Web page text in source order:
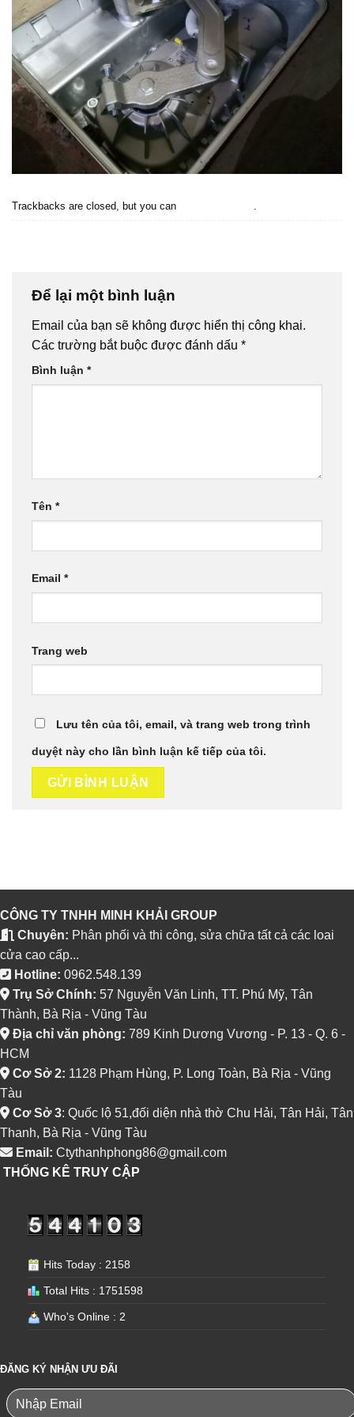
Trackbacks are closed, but you can
Để lại một bình luận
Email của bạn sẽ không được hiển thị công khai.
Các trường bắt buộc được đánh dấu *
Bình luận *
Tên *
Email *
Trang web
Lưu tên của tôi, email, và trang web trong trình
duyệt này cho lần bình luận kế tiếp của tôi.
CÔNG TY TNHH MINH KHẢI GROUP
Chuyên: Phân phối và thi công, sửa chữa tất cả các loai
cửa cao cấp...
Hotline: 0962.548.139
Trụ Sở Chính: 57 Nguyễn Văn Linh, TT. Phú Mỹ, Tân
Thành, Bà Rịa - Vũng Tàu
Địa chỉ văn phòng: 789 Kinh Dương Vương - P. 13 - Q. 6 -
HCM
Cơ Sở 2: 1128 Phạm Hùng, P. Long Toàn, Bà Rịa - Vũng
Tàu
Cơ Sở 3: Quốc lộ 51,đối diện nhà thờ Chu Hải, Tân Hải, Tân
Thanh, Bà Rịa - Vũng Tàu
Email: Ctythanhphong86@gmail.com
THỐNG KÊ TRUY CẬP
Hits Today : 2158
Total Hits : 1751598
Who's Online : 2
ĐĂNG KÝ NHẬN ƯU ĐÃI